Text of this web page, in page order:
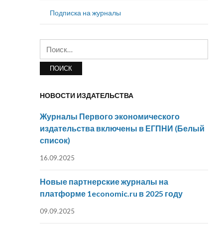
Подписка на журналы
НОВОСТИ ИЗДАТЕЛЬСТВА
Журналы Первого экономического
издательства включены в ЕГПНИ (Белый
список)
16.09.2025
Новые партнерские журналы на
платформе 1economic.ru в 2025 году
09.09.2025